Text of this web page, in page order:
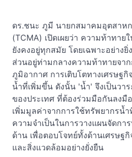
ดร.ชนะ ภูมี นายกสมาคมอุตสาห
(TCMA) เปิดเผยว่า ความท้าทาย
ยังคงอยู่ทุกสมัย โดยเฉพาะอย่าง
ส่วนอยู่ท่ามกลางความท้าทายจา
ภูมิอากาศ การเติบโตทางเศรษฐ
น้ำที่เพิ่มขึ้น ดังนั้น 'น้ำ' จึงเป็นวา
ของประเทศ ที่ต้องร่วมมือกันลง
เพิ่มมูลค่าจากการใช้ทรัพยากรน้
ความจำเป็นในการวางแผนจัดกา
ด้าน เพื่อตอบโจทย์ทั้งด้านเศรษฐ
และสิ่งแวดล้อมอย่างยั่งยืน